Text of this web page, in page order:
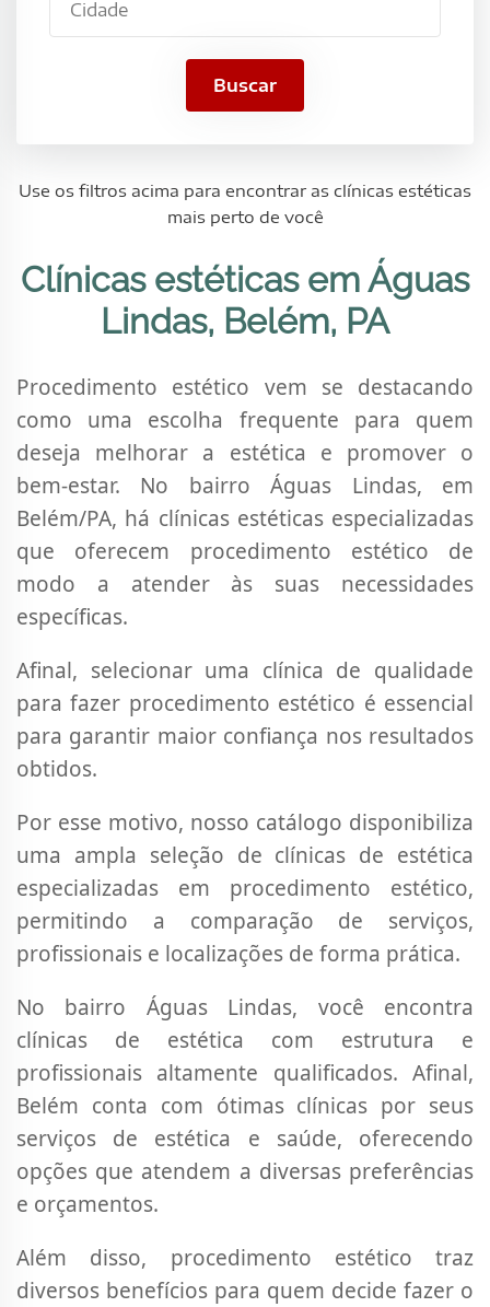
Buscar
Use os filtros acima para encontrar as clínicas estéticas
mais perto de você
Clínicas estéticas em Águas
Lindas, Belém, PA
Procedimento estético vem se destacando
como uma escolha frequente para quem
deseja melhorar a estética e promover o
bem-estar. No bairro Águas Lindas, em
Belém/PA, há clínicas estéticas especializadas
que oferecem procedimento estético de
modo a atender às suas necessidades
específicas.
Afinal, selecionar uma clínica de qualidade
para fazer procedimento estético é essencial
para garantir maior confiança nos resultados
obtidos.
Por esse motivo, nosso catálogo disponibiliza
uma ampla seleção de clínicas de estética
especializadas em procedimento estético,
permitindo a comparação de serviços,
profissionais e localizações de forma prática.
No bairro Águas Lindas, você encontra
clínicas de estética com estrutura e
profissionais altamente qualificados. Afinal,
Belém conta com ótimas clínicas por seus
serviços de estética e saúde, oferecendo
opções que atendem a diversas preferências
e orçamentos.
Além disso, procedimento estético traz
diversos benefícios para quem decide fazer o